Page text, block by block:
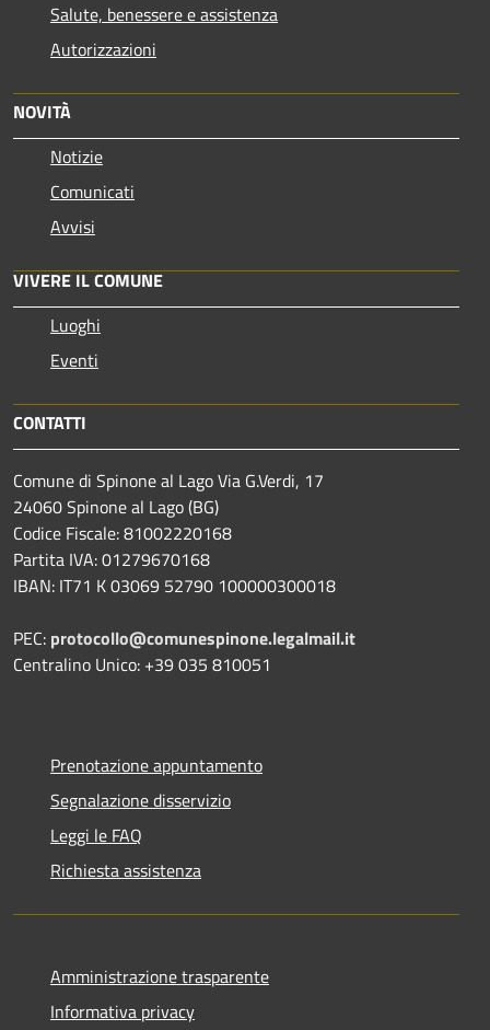
Salute, benessere e assistenza
Autorizzazioni
NOVITÀ
Notizie
Comunicati
Avvisi
VIVERE IL COMUNE
Luoghi
Eventi
CONTATTI
Comune di Spinone al Lago Via G.Verdi, 17
24060 Spinone al Lago (BG)
Codice Fiscale: 81002220168
Partita IVA: 01279670168
IBAN: IT71 K 03069 52790 100000300018
PEC: protocollo@comunespinone.legalmail.it
Centralino Unico: +39 035 810051
Prenotazione appuntamento
Segnalazione disservizio
Leggi le FAQ
Richiesta assistenza
Amministrazione trasparente
Informativa privacy